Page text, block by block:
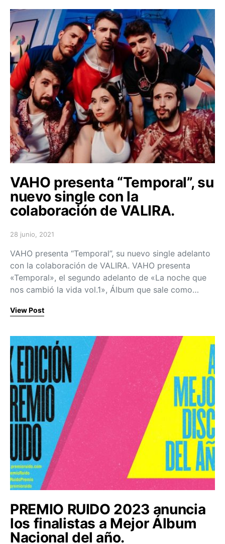
VAHO presenta “Temporal”, su
nuevo single con la
colaboración de VALIRA.
Posted on
28 junio, 2021
VAHO presenta “Temporal”, su nuevo single adelanto
con la colaboración de VALIRA. VAHO presenta
«Temporal», el segundo adelanto de «La noche que
nos cambió la vida vol.1», Álbum que sale como…
View Post
PREMIO RUIDO 2023 anuncia
los finalistas a Mejor Álbum
Nacional del año.